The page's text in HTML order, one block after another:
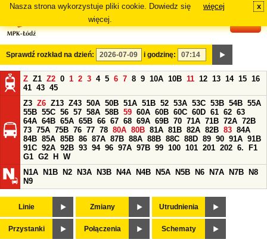
Nasza strona wykorzystuje pliki cookie. Dowiedz się
więcej.
więcej x
Sprawdź rozkład na dzień: i godzinę:
Z Z1 Z2 0 1 2 3 4 5 6 7 8 9 10A 10B 11 12 13 14 15 16
41 43 45
Z3 Z6 Z13 Z43 50A 50B 51A 51B 52 53A 53C 53B 54B 55A
55B 55C 56 57 58A 58B 59 60A 60B 60C 60D 61 62 63
64A 64B 65A 65B 66 67 68 69A 69B 70 71A 71B 72A 72B
73 75A 75B 76 77 78 80A 80B 81A 81B 82A 82B 83 84A
84B 85A 85B 86 87A 87B 88A 88B 88C 88D 89 90 91A 91B
91C 92A 92B 93 94 96 97A 97B 99 100 101 201 202 6.
F1
G1 G2 H
W
N1A
N1B N2 N3A N3B N4A N4B N5A N5B N6 N7A N7B
N8
N9
Linie Zmiany Utrudnienia
Przystanki Połączenia Schematy